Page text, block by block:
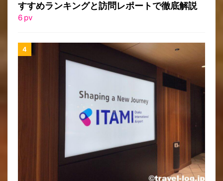
すすめランキングと訪問レポートで徹底解説
6 pv